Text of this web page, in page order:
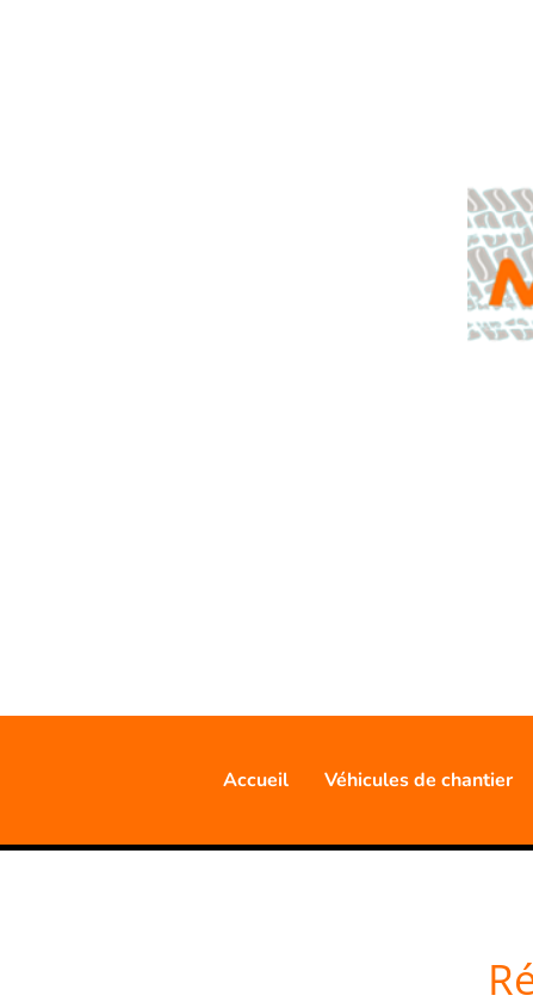
Accueil Véhicules de chantier